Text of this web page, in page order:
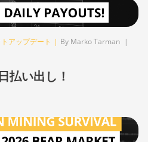
アップデート | By Marko Tarman |
払い出し！